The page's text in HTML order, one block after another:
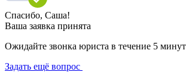
Спасибо, Саша!
Ваша заявка принята
Ожидайте звонка юриста в течение 5 минут
Задать ещё вопрос